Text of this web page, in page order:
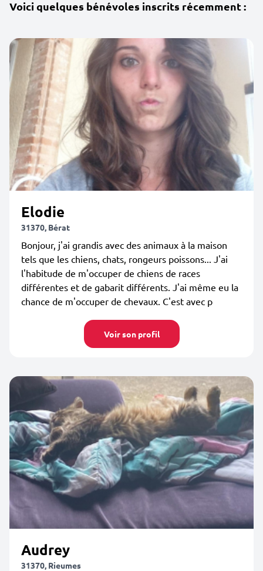
Voici quelques bénévoles inscrits récemment :
Elodie
31370, Bérat
Bonjour, j'ai grandis avec des animaux à la maison
tels que les chiens, chats, rongeurs poissons... J'ai
l'habitude de m'occuper de chiens de races
différentes et de gabarit différents. J'ai même eu la
chance de m'occuper de chevaux. C'est avec p
Voir son profil
Audrey
31370, Rieumes